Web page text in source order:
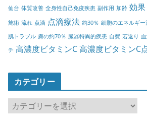
仙台 体質改善 全身性自己免疫疾患 副作用 加齢 効果
施術 流れ 点滴 点滴療法 約30％ 細胞のエネルギー
肌トラブル 膚の約70％ 臓器特異的疾患 自費 若返り
チ 高濃度ビタミンC高濃度ビタミンC
カテゴリー
カ
テ